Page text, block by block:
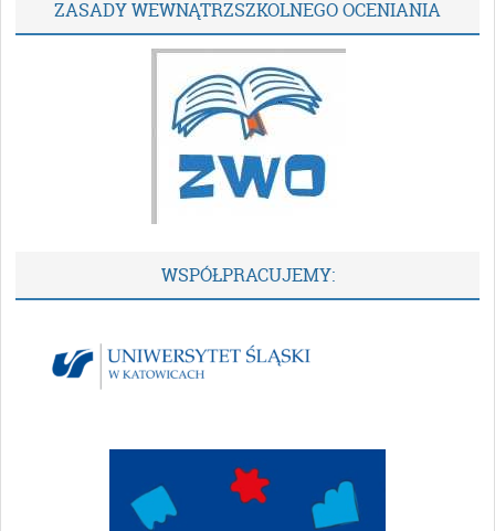
ZASADY WEWNĄTRZSZKOLNEGO OCENIANIA
WSPÓŁPRACUJEMY: